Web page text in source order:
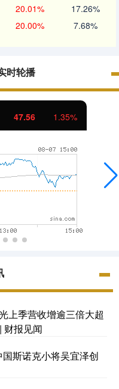
20.01% 17.26%
20.00% 7.68%
时轮播
47.56 1.35%
上季营收增逾三倍大超
财报见闻
斯诺克小将吴宜泽创